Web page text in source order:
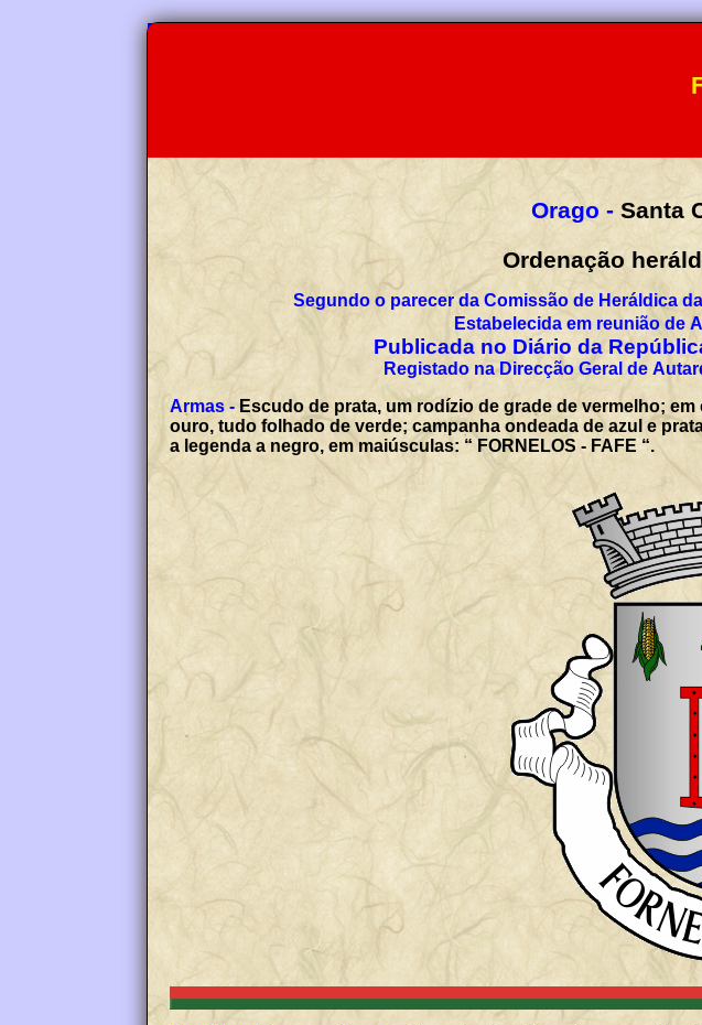
Orago - Santa
Ordenação
Segundo o parecer da Comissão de Heráldica
Estabelecida em reunião de
Publicada no Diário da
Registado na Direcção Geral de
Armas - Escudo de prata, um rodízio de grade de vermelho;
ouro, tudo folhado de verde; campanha ondeada de azul e
a legenda a negro, em maiúsculas: “ FORNELOS - FAFE “.